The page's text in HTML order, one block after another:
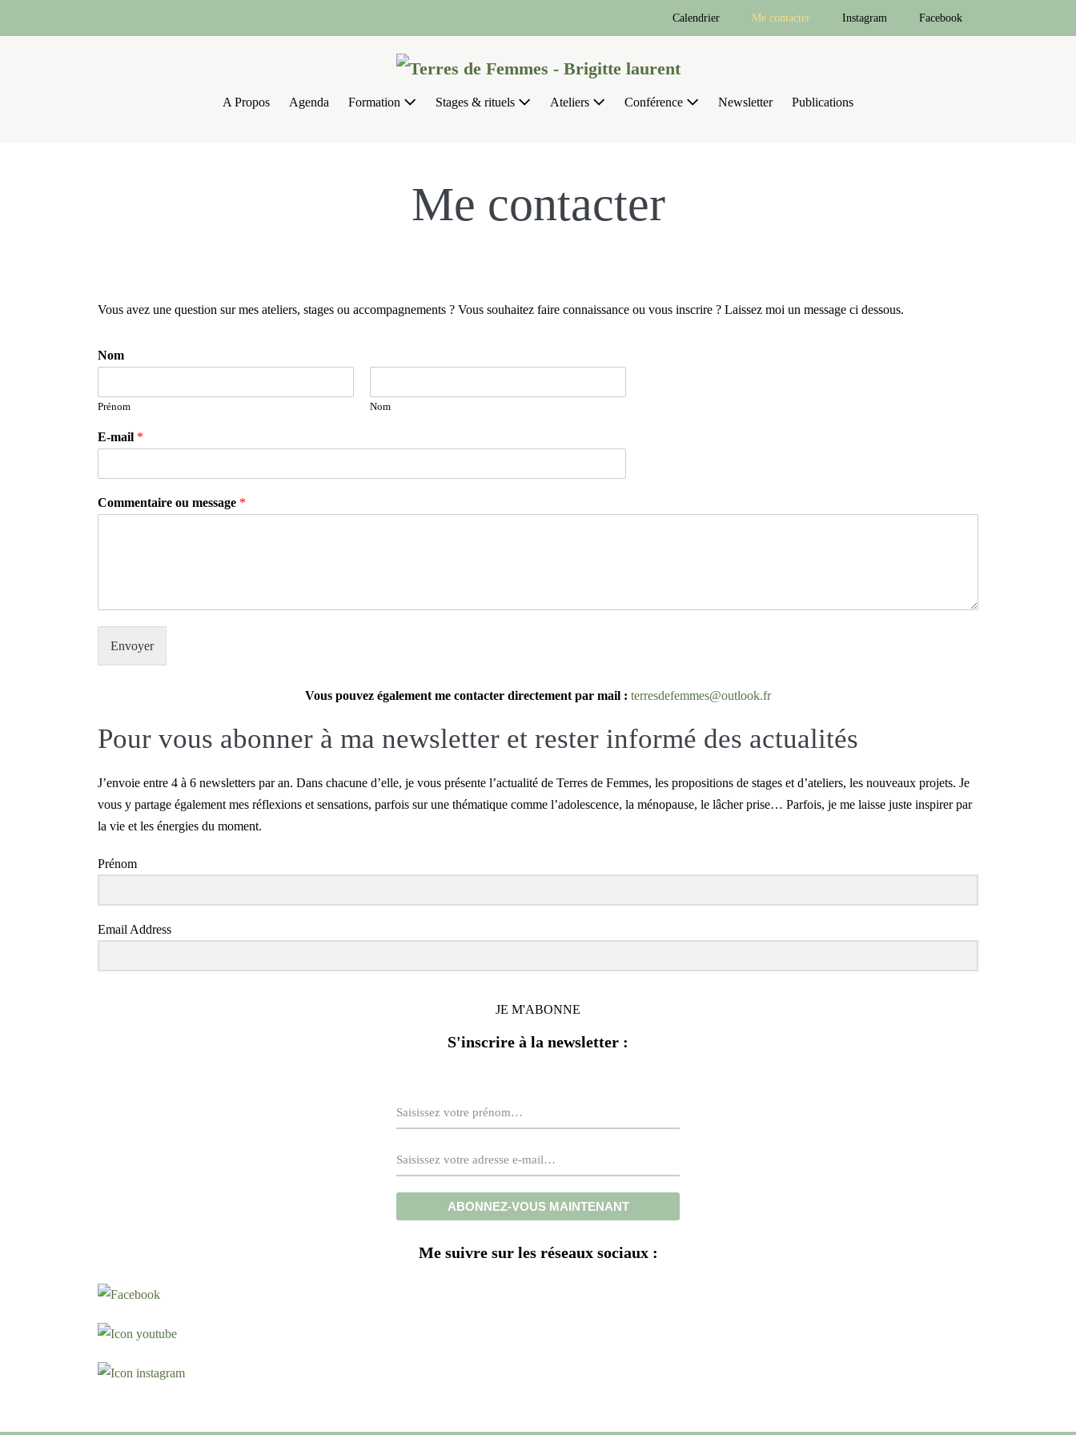
Calendrier Me contacter Instagram Facebook
A Propos Agenda Formation Stages & rituels Ateliers Conférence Newsletter Publications
Me contacter
Vous avez une question sur mes ateliers, stages ou accompagnements ? Vous souhaitez faire connaissance ou vous inscrire ? Laissez moi un message ci dessous.
Nom
Prénom Nom
E-mail *
Commentaire ou message *
Envoyer
Vous pouvez également me contacter directement par mail : terresdefemmes@outlook.fr
Pour vous abonner à ma newsletter et rester informé des actualités
J’envoie entre 4 à 6 newsletters par an. Dans chacune d’elle, je vous présente l’actualité de Terres de Femmes, les propositions de stages et d’ateliers, les nouveaux projets. Je
vous y partage également mes réflexions et sensations, parfois sur une thématique comme l’adolescence, la ménopause, le lâcher prise… Parfois, je me laisse juste inspirer par
la vie et les énergies du moment.
Prénom
Email Address
JE M'ABONNE
S'inscrire à la newsletter :
Me suivre sur les réseaux sociaux :